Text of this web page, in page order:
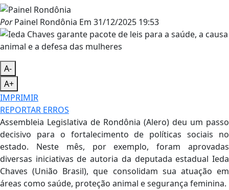
PorPainel Rondônia Em 31/12/2025 19:53
A-
A+
IMPRIMIR
REPORTAR ERROS
Assembleia Legislativa de Rondônia (Alero) deu um passo
decisivo para o fortalecimento de políticas sociais no
estado. Neste mês, por exemplo, foram aprovadas
diversas iniciativas de autoria da deputada estadual Ieda
Chaves (União Brasil), que consolidam sua atuação em
áreas como saúde, proteção animal e segurança feminina.